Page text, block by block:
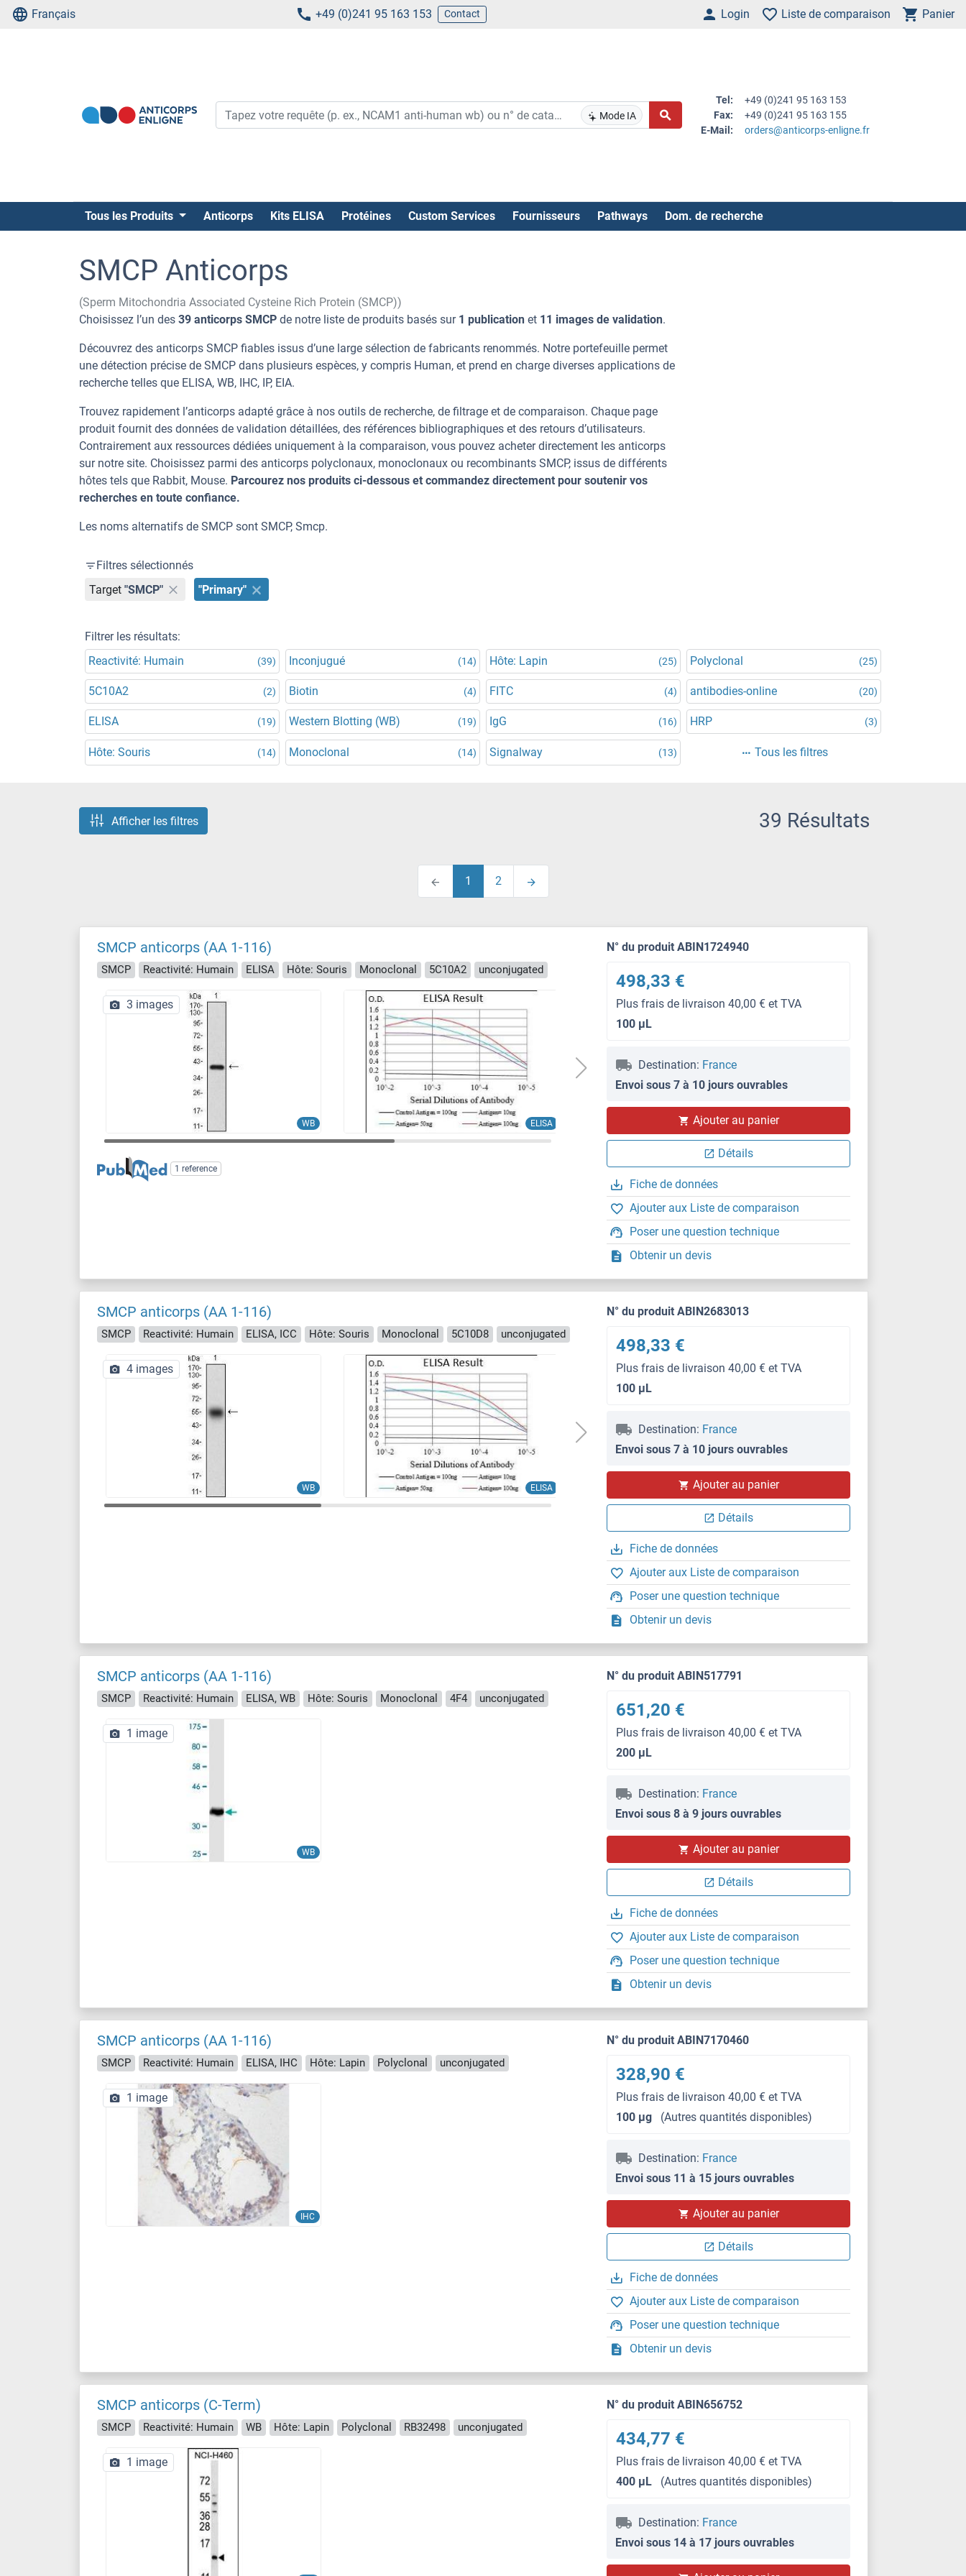
Français +49 (0)241 95 163 153 Contact Login Liste de comparaison Panier
Mode IA
Tel:
+49 (0)241 95 163 153
Fax:
+49 (0)241 95 163 155
E-Mail:
orders@anticorps-enligne.fr
Tous les Produits Anticorps Kits ELISA Protéines Custom Services Fournisseurs Pathways Dom. de recherche
SMCP Anticorps
(Sperm Mitochondria Associated Cysteine Rich Protein (SMCP))
Choisissez l’un des 39 anticorps SMCP de notre liste de produits basés sur 1 publication et 11 images de validation.
Découvrez des anticorps SMCP fiables issus d’une large sélection de fabricants renommés. Notre portefeuille permet
une détection précise de SMCP dans plusieurs espèces, y compris Human, et prend en charge diverses applications de
recherche telles que ELISA, WB, IHC, IP, EIA.
Trouvez rapidement l’anticorps adapté grâce à nos outils de recherche, de filtrage et de comparaison. Chaque page
produit fournit des données de validation détaillées, des références bibliographiques et des retours d’utilisateurs.
Contrairement aux ressources dédiées uniquement à la comparaison, vous pouvez acheter directement les anticorps
sur notre site. Choisissez parmi des anticorps polyclonaux, monoclonaux ou recombinants SMCP, issus de différents
hôtes tels que Rabbit, Mouse. Parcourez nos produits ci-dessous et commandez directement pour soutenir vos
recherches en toute confiance.
Les noms alternatifs de SMCP sont SMCP, Smcp.
Filtres sélectionnés
Target "SMCP" "Primary"
Filtrer les résultats:
Reactivité: Humain
(39) Inconjugué (14) Hôte: Lapin (25) Polyclonal (25)
5C10A2 (2) Biotin (4) FITC (4) antibodies-online (20)
ELISA (19) Western Blotting (WB) (19) IgG (16) HRP (3)
Hôte: Souris (14) Monoclonal (14) Signalway (13) Tous les filtres
Afficher les filtres 39 Résultats
1 2
SMCP anticorps (AA 1-116)
SMCP Reactivité: Humain ELISA Hôte: Souris Monoclonal 5C10A2 unconjugated
WB ELISA
WB
3 images
1 reference
N° du produit ABIN1724940
498,33 €
Plus frais de livraison 40,00 € et TVA
100 μL
Destination: France
Envoi sous 7 à 10 jours ouvrables
Ajouter au panier
Détails
Fiche de données
Ajouter aux Liste de comparaison
Poser une question technique
Obtenir un devis
SMCP anticorps (AA 1-116)
SMCP Reactivité: Humain ELISA, ICC Hôte: Souris Monoclonal 5C10D8 unconjugated
WB ELISA
WB
4 images
N° du produit ABIN2683013
498,33 €
Plus frais de livraison 40,00 € et TVA
100 μL
Destination: France
Envoi sous 7 à 10 jours ouvrables
Ajouter au panier
Détails
Fiche de données
Ajouter aux Liste de comparaison
Poser une question technique
Obtenir un devis
SMCP anticorps (AA 1-116)
SMCP Reactivité: Humain ELISA, WB Hôte: Souris Monoclonal 4F4 unconjugated
WB
1 image
N° du produit ABIN517791
651,20 €
Plus frais de livraison 40,00 € et TVA
200 μL
Destination: France
Envoi sous 8 à 9 jours ouvrables
Ajouter au panier
Détails
Fiche de données
Ajouter aux Liste de comparaison
Poser une question technique
Obtenir un devis
SMCP anticorps (AA 1-116)
SMCP Reactivité: Humain ELISA, IHC Hôte: Lapin Polyclonal unconjugated
IHC
1 image
N° du produit ABIN7170460
328,90 €
Plus frais de livraison 40,00 € et TVA
100 μg
(Autres quantités disponibles)
Destination: France
Envoi sous 11 à 15 jours ouvrables
Ajouter au panier
Détails
Fiche de données
Ajouter aux Liste de comparaison
Poser une question technique
Obtenir un devis
SMCP anticorps (C-Term)
SMCP Reactivité: Humain WB Hôte: Lapin Polyclonal RB32498 unconjugated
1 image
N° du produit ABIN656752
434,77 €
Plus frais de livraison 40,00 € et TVA
400 μL
(Autres quantités disponibles)
Destination: France
Envoi sous 14 à 17 jours ouvrables